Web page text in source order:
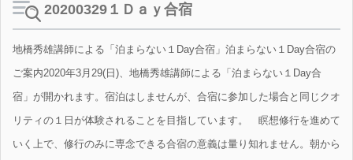
20200329１Ｄａｙ合宿
地橋秀雄講師による「泊まらない１Day合宿」泊まらない１Day合宿の
ご案内2020年3月29(日)、地橋秀雄講師による「泊まらない１Day合
宿」が開かれます。宿泊はしませんが、合宿に参加した場合と同じクオ
リティの１日が体験されることを目指しています。 瞑想修行を進めて
いく上で、修行のみに専念できる合宿の意義は量り知れません。朝から